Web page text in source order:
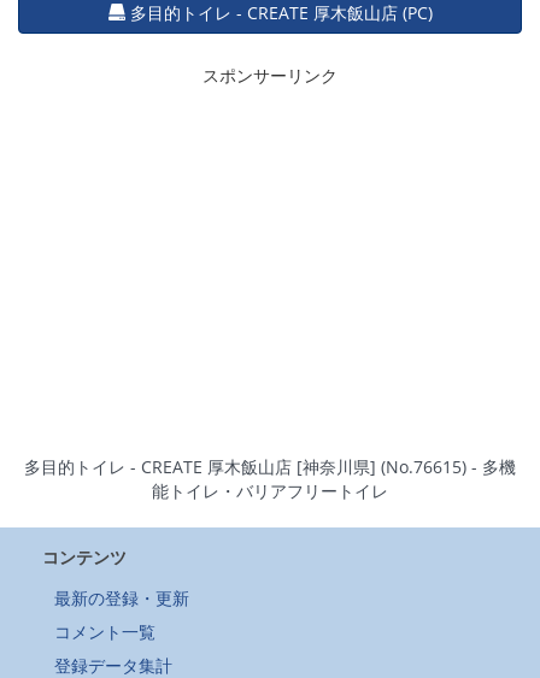
多目的トイレ - CREATE 厚木飯山店 (PC)
スポンサーリンク
多目的トイレ - CREATE 厚木飯山店 [神奈川県] (No.76615) - 多機
能トイレ・バリアフリートイレ
コンテンツ
最新の登録・更新
コメント一覧
登録データ集計